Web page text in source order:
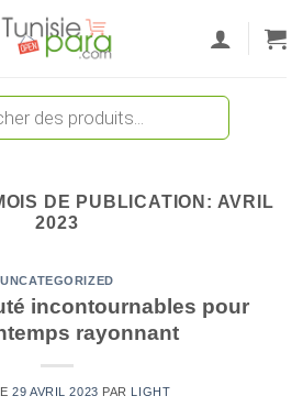
DE PUBLICATION: AVRIL
2023
UNCATEGORIZED
incontournables pour
rayonnant
29 AVRIL 2023 PAR LIGHT